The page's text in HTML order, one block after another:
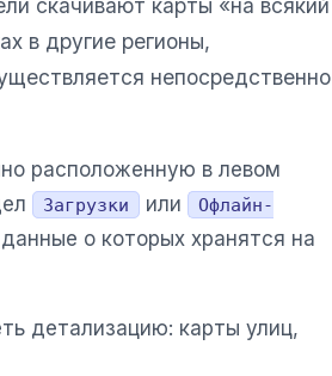
скачивают карты «на всякий
в другие регионы,
непосредственно
расположенную в левом
Загрузки или
Офлайн-
о которых хранятся на
детализацию: карты улиц,